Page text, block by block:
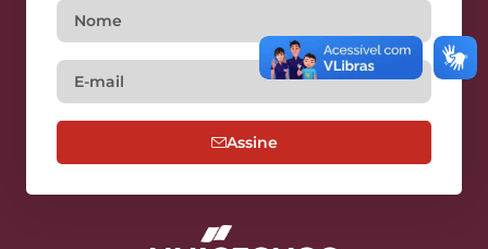
Assine